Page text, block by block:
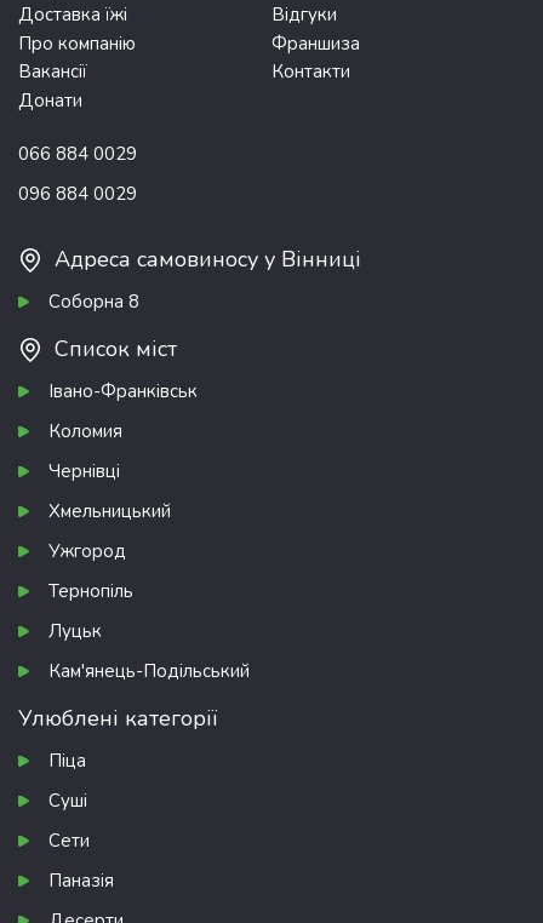
Доставка їжі
Відгуки
Про компанію
Франшиза
Вакансії
Контакти
Донати
066 884 0029
096 884 0029
Адреса самовиносу у Вінниці
Соборна 8
Список міст
Івано-Франківськ
Коломия
Чернівці
Хмельницький
Ужгород
Тернопіль
Луцьк
Кам'янець-Подільський
Улюблені категорії
Піца
Суші
Сети
Паназія